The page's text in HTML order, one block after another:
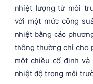
nhiệt lượng từ môi
với một mức công
nhiệt bằng các
thông thường chỉ cho
một chiều cố định
nhiệt độ trong môi